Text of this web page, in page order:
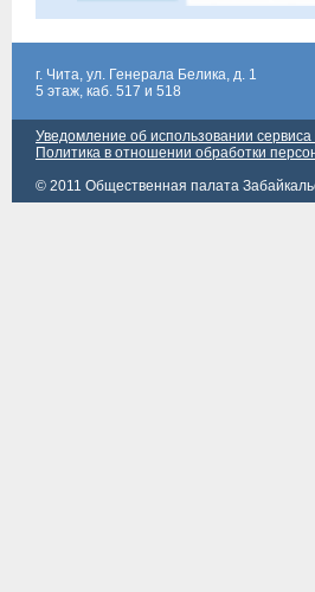
г. Чита, ул. Генерала Белика, д. 1
5 этаж, каб. 517 и 518
Уведомление об использовании
Политика в отношении обработки
© 2011 Общественная палата